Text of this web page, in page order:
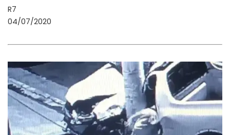
R7
04/07/2020